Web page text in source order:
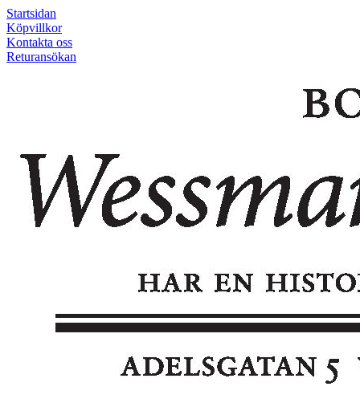
Startsidan
Köpvillkor
Kontakta oss
Returansökan